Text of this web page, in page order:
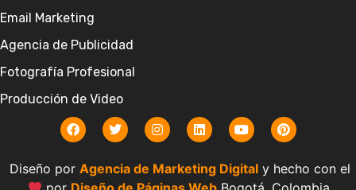
Email Marketing
Agencia de Publicidad
Fotografía Profesional
Producción de Video
Diseño por Agencia de Marketing Digital y hecho con el